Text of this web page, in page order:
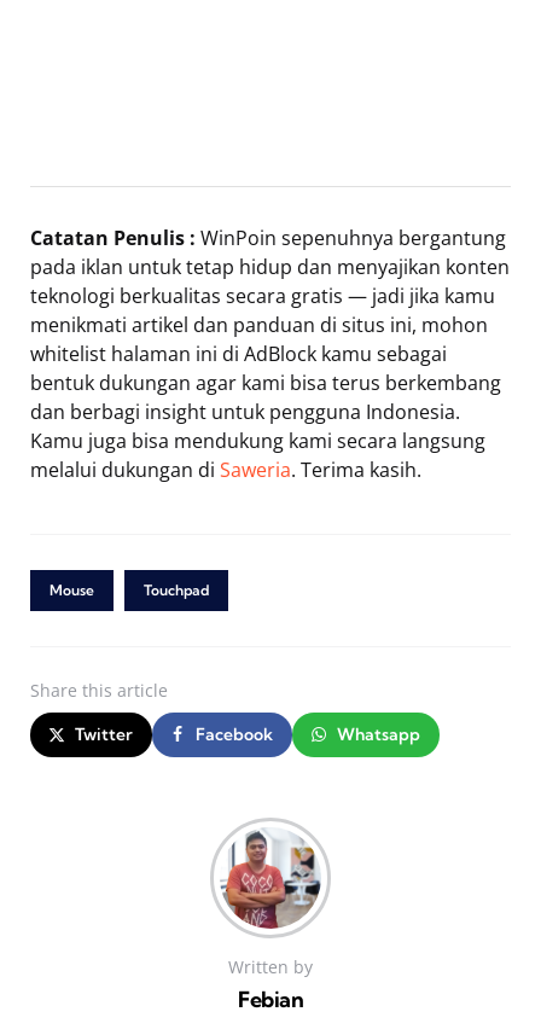
Catatan Penulis : WinPoin sepenuhnya bergantung
pada iklan untuk tetap hidup dan menyajikan konten
teknologi berkualitas secara gratis — jadi jika kamu
menikmati artikel dan panduan di situs ini, mohon
whitelist halaman ini di AdBlock kamu sebagai
bentuk dukungan agar kami bisa terus berkembang
dan berbagi insight untuk pengguna Indonesia.
Kamu juga bisa mendukung kami secara langsung
melalui dukungan di Saweria. Terima kasih.
Mouse Touchpad
Share this article
Twitter Facebook Whatsapp
Written by
Febian